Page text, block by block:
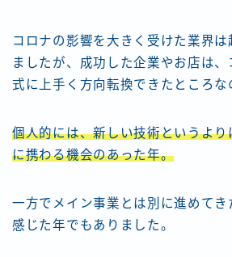
コロナの影響を大きく受けた業界は
ましたが、成功した企業やお店は
式に上手く方向転換できたところな
個人的には、新しい技術というよ
に携わる機会のあった年。
一方でメイン事業とは別に進めてき
感じた年でもありました。